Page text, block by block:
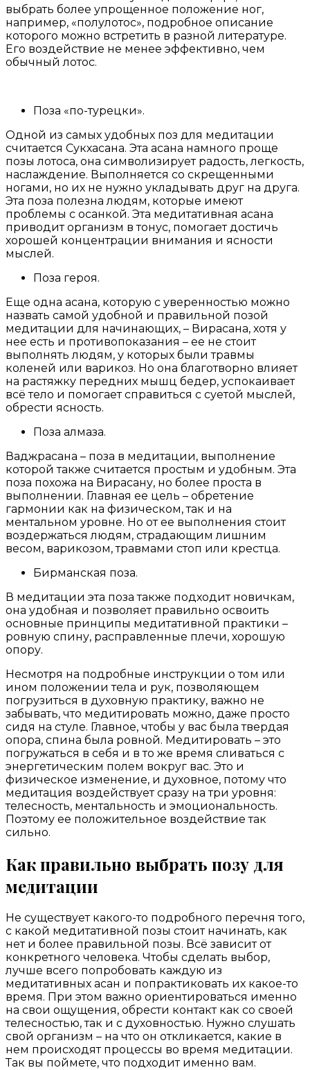
выбрать более упрощенное положение ног,
например, «полулотос», подробное описание
которого можно встретить в разной литературе.
Его воздействие не менее эффективно, чем
обычный лотос.
Поза «по-турецки».
Одной из самых удобных поз для медитации
считается Сукхасана. Эта асана намного проще
позы лотоса, она символизирует радость, легкость,
наслаждение. Выполняется со скрещенными
ногами, но их не нужно укладывать друг на друга.
Эта поза полезна людям, которые имеют
проблемы с осанкой. Эта медитативная асана
приводит организм в тонус, помогает достичь
хорошей концентрации внимания и ясности
мыслей.
Поза героя.
Еще одна асана, которую с уверенностью можно
назвать самой удобной и правильной позой
медитации для начинающих, – Вирасана, хотя у
нее есть и противопоказания – ее не стоит
выполнять людям, у которых были травмы
коленей или варикоз. Но она благотворно влияет
на растяжку передних мышц бедер, успокаивает
всё тело и помогает справиться с суетой мыслей,
обрести ясность.
Поза алмаза.
Ваджрасана – поза в медитации, выполнение
которой также считается простым и удобным. Эта
поза похожа на Вирасану, но более проста в
выполнении. Главная ее цель – обретение
гармонии как на физическом, так и на
ментальном уровне. Но от ее выполнения стоит
воздержаться людям, страдающим лишним
весом, варикозом, травмами стоп или крестца.
Бирманская поза.
В медитации эта поза также подходит новичкам,
она удобная и позволяет правильно освоить
основные принципы медитативной практики –
ровную спину, расправленные плечи, хорошую
опору.
Несмотря на подробные инструкции о том или
ином положении тела и рук, позволяющем
погрузиться в духовную практику, важно не
забывать, что медитировать можно, даже просто
сидя на стуле. Главное, чтобы у вас была твердая
опора, спина была ровной. Медитировать – это
погружаться в себя и в то же время сливаться с
энергетическим полем вокруг вас. Это и
физическое изменение, и духовное, потому что
медитация воздействует сразу на три уровня:
телесность, ментальность и эмоциональность.
Поэтому ее положительное воздействие так
сильно.
Как правильно выбрать позу для
медитации
Не существует какого-то подробного перечня того,
с какой медитативной позы стоит начинать, как
нет и более правильной позы. Всё зависит от
конкретного человека. Чтобы сделать выбор,
лучше всего попробовать каждую из
медитативных асан и попрактиковать их какое-то
время. При этом важно ориентироваться именно
на свои ощущения, обрести контакт как со своей
телесностью, так и с духовностью. Нужно слушать
свой организм – на что он откликается, какие в
нем происходят процессы во время медитации.
Так вы поймете, что подходит именно вам.